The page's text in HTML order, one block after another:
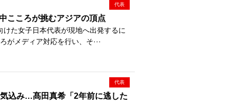
代表
こころが挑むアジアの頂点
た女子日本代表が現地へ出発するに
がメディア対応を行い、そ···
代表
込み…髙田真希「2年前に逃した